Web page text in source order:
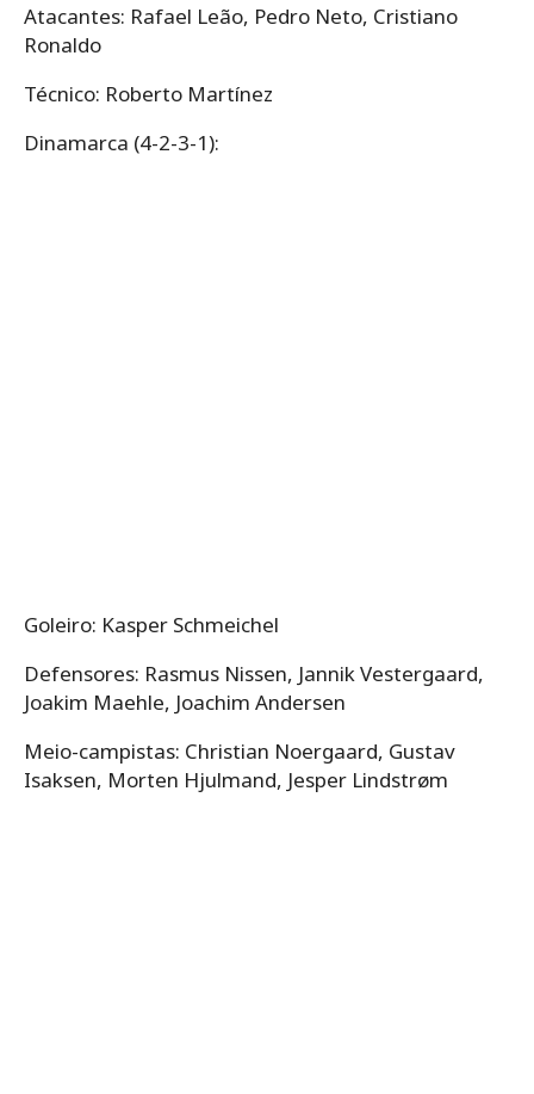
Atacantes: Rafael Leão, Pedro Neto, Cristiano
Ronaldo
Técnico: Roberto Martínez
Dinamarca (4-2-3-1):
Goleiro: Kasper Schmeichel
Defensores: Rasmus Nissen, Jannik Vestergaard,
Joakim Maehle, Joachim Andersen
Meio-campistas: Christian Noergaard, Gustav
Isaksen, Morten Hjulmand, Jesper Lindstrøm